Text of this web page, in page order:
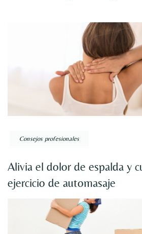
Consejos profesionales
Alivia el dolor de espalda y
ejercicio de automasaje